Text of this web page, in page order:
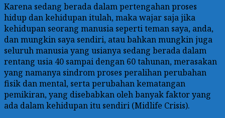
Karena sedang berada dalam pertengahan proses
hidup dan kehidupan itulah, maka wajar saja jika
kehidupan seorang manusia seperti teman saya, anda,
dan mungkin saya sendiri, atau bahkan mungkin juga
seluruh manusia yang usianya sedang berada dalam
rentang usia 40 sampai dengan 60 tahunan, merasakan
yang namanya sindrom proses peralihan perubahan
fisik dan mental, serta perubahan kematangan
pemikiran, yang disebabkan oleh banyak faktor yang
ada dalam kehidupan itu sendiri (Midlife Crisis).